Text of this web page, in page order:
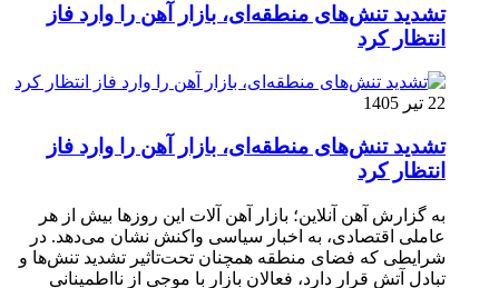
تشدید تنش‌های منطقه‌ای، بازار آهن را وارد فاز
انتظار کرد
22 تیر 1405
تشدید تنش‌های منطقه‌ای، بازار آهن را وارد فاز
انتظار کرد
به گزارش آهن آنلاین؛ بازار آهن آلات این روزها بیش از هر
عاملی اقتصادی، به اخبار سیاسی واکنش نشان می‌دهد. در
شرایطی که فضای منطقه همچنان تحت‌تاثیر تشدید تنش‌ها و
تبادل آتش قرار دارد، فعالان بازار با موجی از نااطمینانی